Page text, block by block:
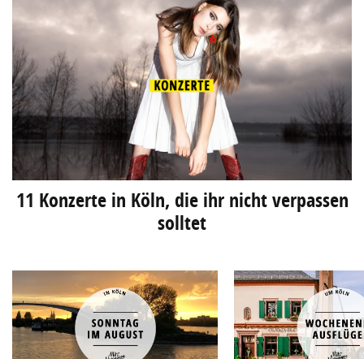
11 Konzerte in Köln, die ihr nicht verpassen
solltet